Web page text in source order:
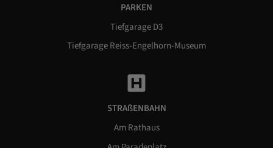
PARKEN
Tiefgarage D3
Tiefgarage Reiss-Engelhorn-Museum
STRAßENBAHN
Am Rathaus